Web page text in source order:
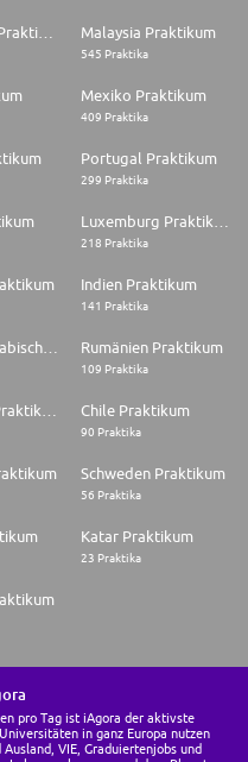
Malaysia Praktikum
545 Praktika
Mexiko Praktikum
409 Praktika
Portugal Praktikum
299 Praktika
218 Praktika
Indien Praktikum
141 Praktika
Rumänien Praktikum
109 Praktika
Chile Praktikum
90 Praktika
Schweden Praktikum
56 Praktika
Katar Praktikum
23 Praktika
pro Tag ist iAgora der aktivste
in ganz Europa nutzen
VIE, Graduiertenjobs und